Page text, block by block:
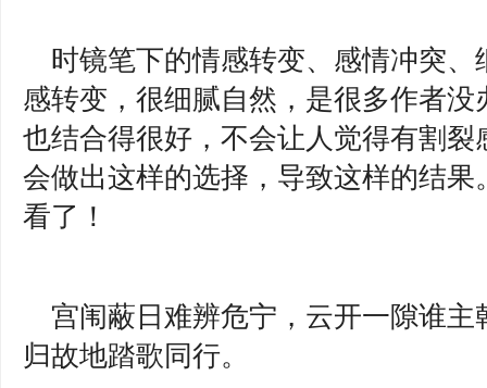
时镜笔下的情感转变、感情冲突
感转变，很细腻自然，是很多作者
也结合得很好，不会让人觉得有割
会做出这样的选择，导致这样的结
看了！
宫闱蔽日难辨危宁，云开一隙谁
归故地踏歌同行。